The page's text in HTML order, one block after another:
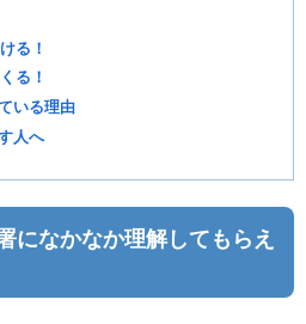
る！
る！
いる理由
人へ
になかなか理解してもらえ